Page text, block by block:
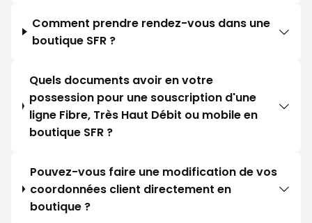
Comment prendre rendez-vous dans une
boutique SFR ?
Quels documents avoir en votre
possession pour une souscription d'une
ligne Fibre, Très Haut Débit ou mobile en
boutique SFR ?
Pouvez-vous faire une modification de vos
coordonnées client directement en
boutique ?